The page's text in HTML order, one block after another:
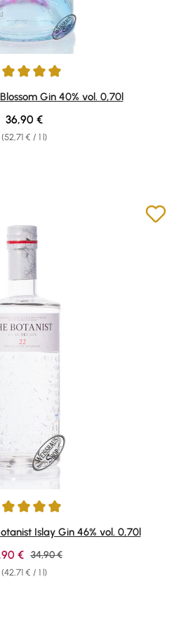
5 stars
Gin 40% vol. 0,70l
(52,71 € / 1 l)
Regular price:
36,90 €
of 5 stars
Islay Gin 46% vol. 0,70l
(42,71 € / 1 l)
Sale price:
€ Regular price:
34,90 €